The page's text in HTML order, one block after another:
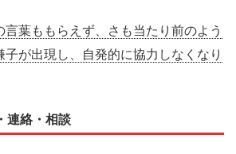
葉ももらえず、さも当たり前のよう
が出現し、自発的に協力しなくなり
・連絡・相談